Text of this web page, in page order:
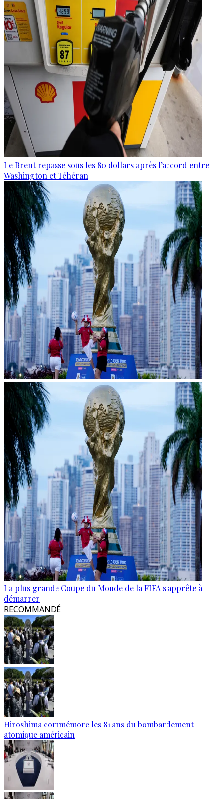
Le Brent repasse sous les 80 dollars après l’accord entre
Washington et Téhéran
La plus grande Coupe du Monde de la FIFA s'apprête à
démarrer
RECOMMANDÉ
Hiroshima commémore les 81 ans du bombardement
atomique américain